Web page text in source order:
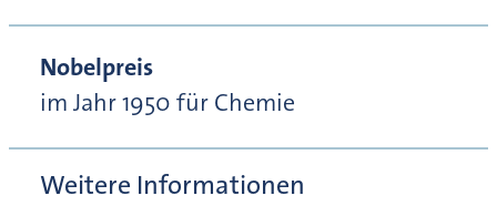
Nobelpreis
im Jahr 1950 für Chemie
Weitere Informationen